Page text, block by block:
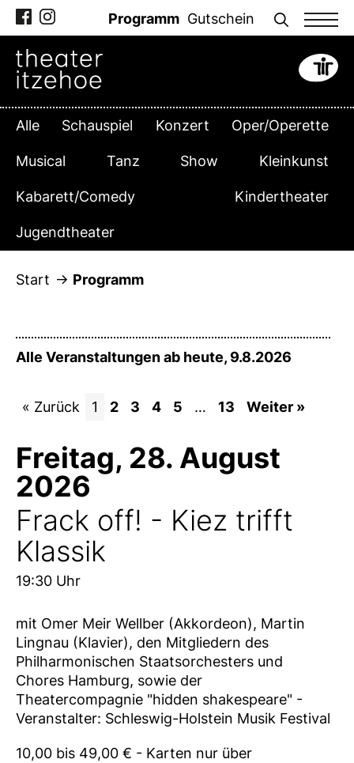
Zum
Inhalt
springen
Programm Gutschein
Alle Schauspiel Konzert Oper/Operette
Musical Tanz Show Kleinkunst
Kabarett/Comedy Kindertheater
Jugendtheater
Start Programm
Alle Veranstaltungen ab heute, 9.8.2026
« Zurück 1 2 3 4 5 … 13 Weiter »
Freitag, 28. August
2026
Frack off! - Kiez trifft
Klassik
19:30 Uhr
mit Omer Meir Wellber (Akkordeon), Martin
Lingnau (Klavier), den Mitgliedern des
Philharmonischen Staatsorchesters und
Chores Hamburg, sowie der
Theatercompagnie "hidden shakespeare" -
Veranstalter: Schleswig-Holstein Musik Festival
10,00 bis 49,00 € - Karten nur über